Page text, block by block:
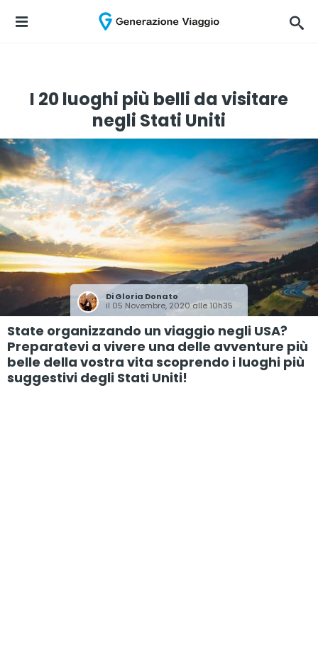
I 20 luoghi più belli da visitare
negli Stati Uniti
DiGloria Donato
il 05 Novembre, 2020 alle 10h35
State organizzando un viaggio negli USA?
Preparatevi a vivere una delle avventure più
belle della vostra vita scoprendo i luoghi più
suggestivi degli Stati Uniti!